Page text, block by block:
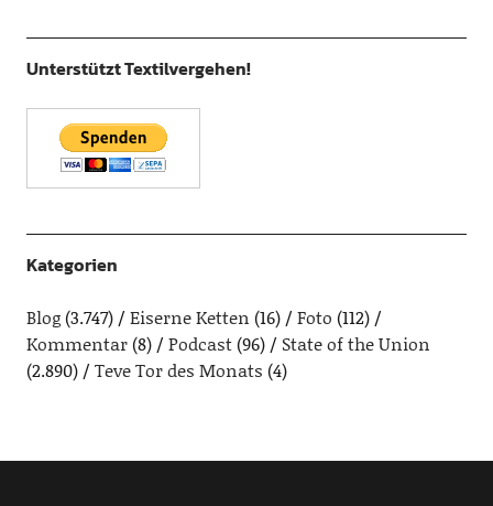
Unterstützt Textilvergehen!
Kategorien
Blog(3.747) Eiserne Ketten (16) Foto (112)
Kommentar(8) Podcast(96)
State of the Union
(2.890)
Teve Tor des Monats (4)